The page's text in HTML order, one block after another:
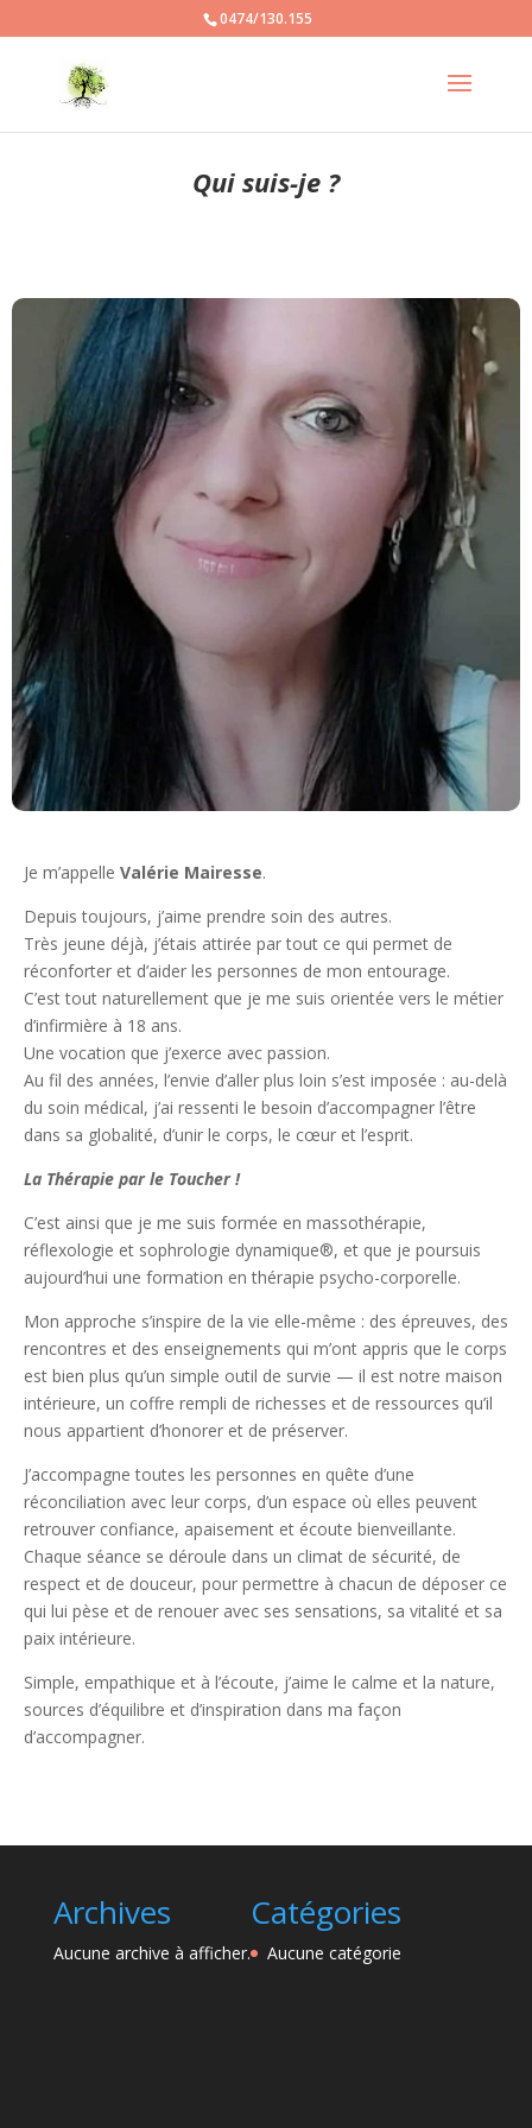
0474/130.155
Qui suis-je ?
Je m’appelle Valérie Mairesse.
Depuis toujours, j’aime prendre soin des autres.
Très jeune déjà, j’étais attirée par tout ce qui permet de
réconforter et d’aider les personnes de mon entourage.
C’est tout naturellement que je me suis orientée vers le métier
d’infirmière à 18 ans.
Une vocation que j’exerce avec passion.
Au fil des années, l’envie d’aller plus loin s’est imposée : au-delà
du soin médical, j’ai ressenti le besoin d’accompagner l’être
dans sa globalité, d’unir le corps, le cœur et l’esprit.
La Thérapie par le Toucher !
C’est ainsi que je me suis formée en massothérapie,
réflexologie et sophrologie dynamique®, et que je poursuis
aujourd’hui une formation en thérapie psycho-corporelle.
Mon approche s’inspire de la vie elle-même : des épreuves, des
rencontres et des enseignements qui m’ont appris que le corps
est bien plus qu’un simple outil de survie — il est notre maison
intérieure, un coffre rempli de richesses et de ressources qu’il
nous appartient d’honorer et de préserver.
J’accompagne toutes les personnes en quête d’une
réconciliation avec leur corps, d’un espace où elles peuvent
retrouver confiance, apaisement et écoute bienveillante.
Chaque séance se déroule dans un climat de sécurité, de
respect et de douceur, pour permettre à chacun de déposer ce
qui lui pèse et de renouer avec ses sensations, sa vitalité et sa
paix intérieure.
Simple, empathique et à l’écoute, j’aime le calme et la nature,
sources d’équilibre et d’inspiration dans ma façon
d’accompagner.
Archives
Aucune archive à afficher.
Catégories
Aucune catégorie